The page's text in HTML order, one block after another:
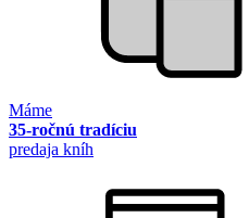
Máme
35-ročnú tradíciu
predaja kníh